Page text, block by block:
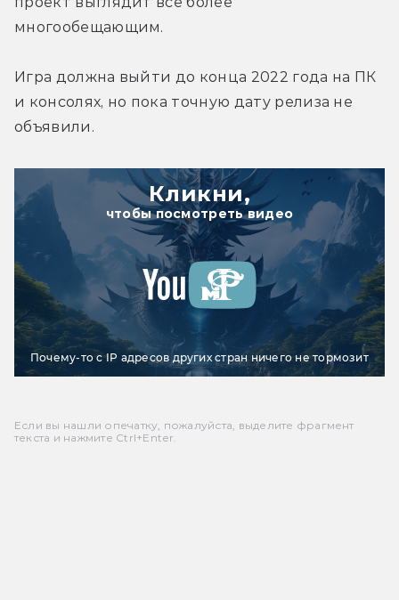
многообещающим.
Игра должна выйти до конца 2022 года на ПК
и консолях, но пока точную дату релиза не
объявили.
Кликни,
чтобы посмотреть видео
Почему-то с IP адресов других стран ничего не тормозит
Если вы нашли опечатку, пожалуйста, выделите фрагмент
текста и нажмите Ctrl+Enter.